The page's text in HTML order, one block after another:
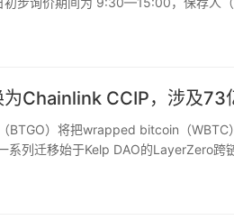
Chainlink CCIP，涉及73
）将把wrapped bitcoin（WBTC
列迁移始于Kelp DAO的LayerZero跨